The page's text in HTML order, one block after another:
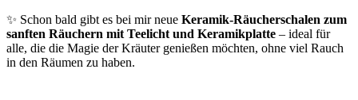
✨ Schon bald gibt es bei mir neue Keramik-Räucherschalen zum
sanften Räuchern mit Teelicht und Keramikplatte – ideal für
alle, die die Magie der Kräuter genießen möchten, ohne viel Rauch
in den Räumen zu haben.